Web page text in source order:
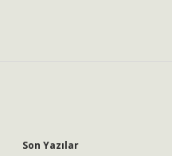
Son Yazılar